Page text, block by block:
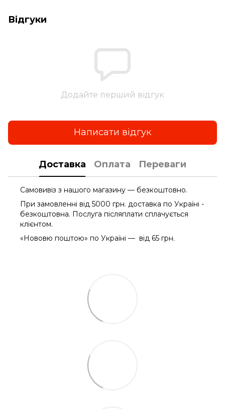
Відгуки
Додайте перший відгук
Написати відгук
Доставка Оплата Переваги
Самовивіз з нашого магазину — безкоштовно.
При замовленні від 5000 грн. доставка по Україні -
безкоштовна. Послуга післяплати сплачується
клієнтом.
«Нововю поштою» по Україні — від 65 грн.